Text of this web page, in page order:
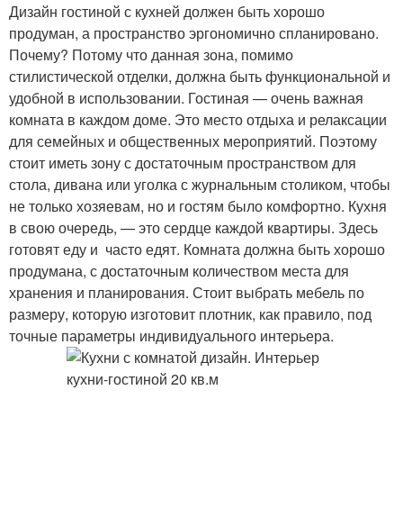
Дизайн гостиной с кухней должен быть хорошо
продуман, а пространство эргономично спланировано.
Почему? Потому что данная зона, помимо
стилистической отделки, должна быть функциональной и
удобной в использовании. Гостиная — очень важная
комната в каждом доме. Это место отдыха и релаксации
для семейных и общественных мероприятий. Поэтому
стоит иметь зону с достаточным пространством для
стола, дивана или уголка с журнальным столиком, чтобы
не только хозяевам, но и гостям было комфортно. Кухня
в свою очередь, — это сердце каждой квартиры. Здесь
готовят еду и часто едят. Комната должна быть хорошо
продумана, с достаточным количеством места для
хранения и планирования. Стоит выбрать мебель по
размеру, которую изготовит плотник, как правило, под
точные параметры индивидуального интерьера.